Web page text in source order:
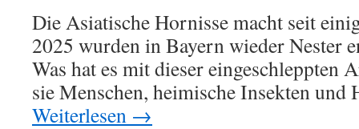
Die Asiatische Hornisse macht seit
2025 wurden in Bayern wieder Nester
Was hat es mit dieser eingeschleppten
sie Menschen, heimische Insekten und
Weiterlesen →